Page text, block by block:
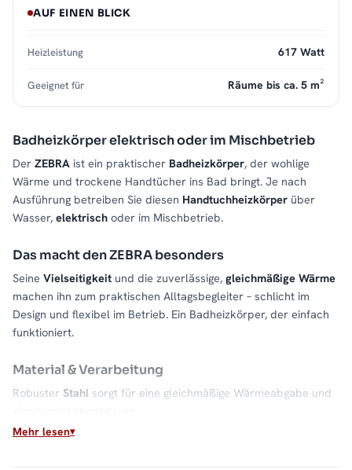
Badheizkörper elektrisch oder im Mischbetrieb
Der ZEBRA ist ein praktischer Badheizkörper, der wohlige
Wärme und trockene Handtücher ins Bad bringt. Je nach
Ausführung betreiben Sie diesen Handtuchheizkörper über
Wasser, elektrisch oder im Mischbetrieb.
Das macht den ZEBRA besonders
Seine Vielseitigkeit und die zuverlässige, gleichmäßige Wärme
machen ihn zum praktischen Alltagsbegleiter – schlicht im
Design und flexibel im Betrieb. Ein Badheizkörper, der einfach
funktioniert.
Material & Verarbeitung
Robuster Stahl sorgt für eine gleichmäßige Wärmeabgabe und
AUF EINEN BLICK
Heizleistung 617 Watt
Geeignet für Räume bis ca. 5 m²
Mehr lesen